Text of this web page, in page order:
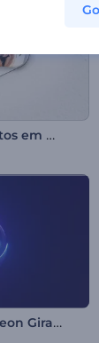
Intro - Molduras de Fotos em Mosaico
Intro com Linhas de Neon Girando